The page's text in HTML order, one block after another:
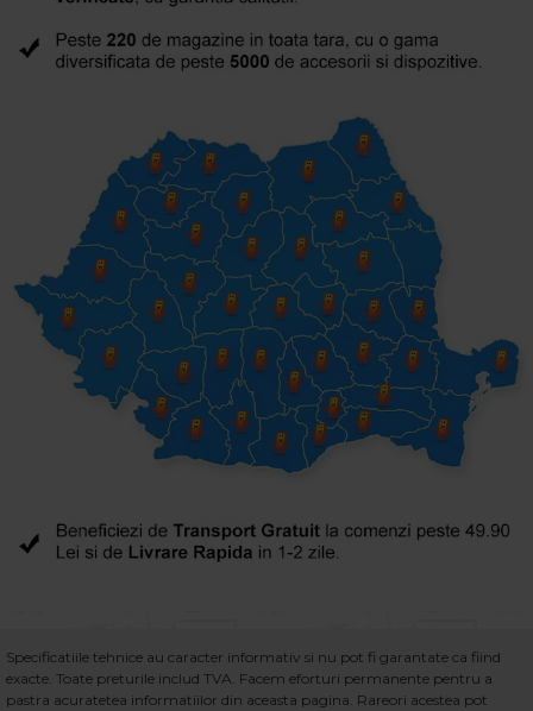
Specificatiile tehnice au caracter informativ si nu pot fi garantate ca fiind
exacte. Toate preturile includ TVA. Facem eforturi permanente pentru a
pastra acuratetea informatiilor din aceasta pagina. Rareori acestea pot